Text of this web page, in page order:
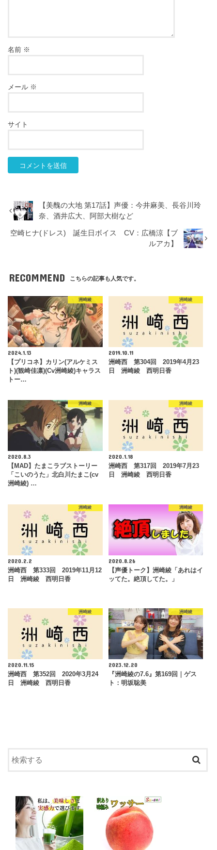
名前 ※
メール ※
サイト
【美醜の大地 第17話】声優：今井麻美、長谷川玲
奈、酒井広大、阿部大樹など
空崎ヒナ(ドレス) 誕生日ボイス CV：広橋涼【ブ
ルアカ】
RECOMMEND こちらの記事も人気です。
洲崎綾
2024.1.13
【プリコネ】カリン(アルケミス
ト)(観崎佳凛)(Cv洲崎綾)キャラス
トー…
洲崎綾
2019.10.11
洲崎西 第304回 2019年4月23
日 洲崎綾 西明日香
洲崎綾
2020.8.3
【MAD】たまこラブストーリー
「こいのうた」北白川たまこ(cv
洲崎綾) …
洲崎綾
2020.1.18
洲崎西 第317回 2019年7月23
日 洲崎綾 西明日香
洲崎綾
2020.2.2
洲崎西 第333回 2019年11月12
日 洲崎綾 西明日香
洲崎綾
2020.8.26
【声優トーク】洲崎綾「あれはイ
ッてた。絶頂してた。」
洲崎綾
2020.11.15
洲崎西 第352回 2020年3月24
日 洲崎綾 西明日香
洲崎綾
2023.12.20
『洲崎綾の7.6』第169回｜ゲス
ト：明坂聡美